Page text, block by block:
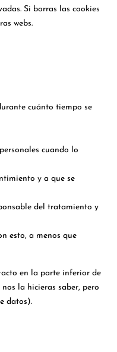
Si borras las cookies
webs.
cuánto tiempo se
cuando lo
y a que se
del tratamiento y
esto, a menos que
en la parte inferior de
la hicieras saber, pero
datos).